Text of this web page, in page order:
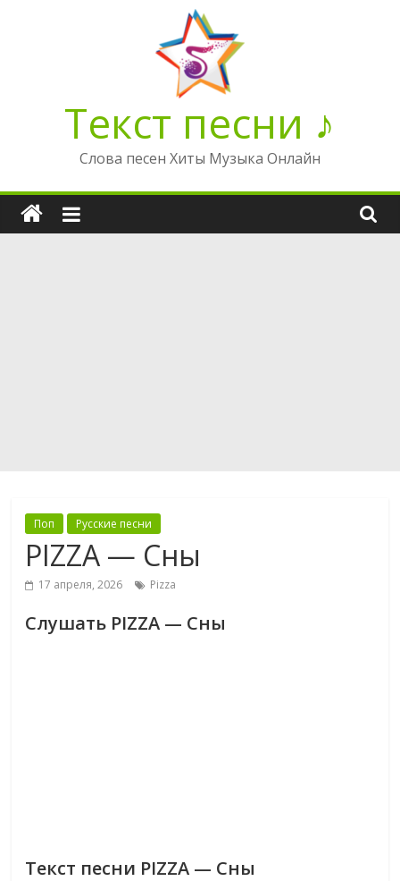
Текст песни ♪
Слова песен Хиты Музыка Онлайн
Поп Русские песни
PIZZA — Сны
17 апреля, 2026 Pizza
Слушать PIZZA — Сны
Текст песни PIZZA — Сны